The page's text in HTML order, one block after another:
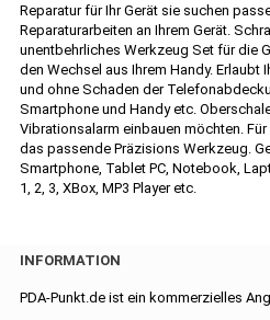
Reparatur für Ihr Gerät sie suchen
Reparaturarbeiten an Ihrem Gerät.
unentbehrliches Werkzeug Set für die
den Wechsel aus Ihrem Handy. Erlaubt
und ohne Schaden der
Smartphone und Handy etc.
Vibrationsalarm einbauen möchten.
das passende Präzisions Werkzeug.
Smartphone, Tablet PC, Notebook,
1, 2, 3, XBox, MP3 Player etc.
INFORMATION
PDA-Punkt.de ist ein kommerzielles